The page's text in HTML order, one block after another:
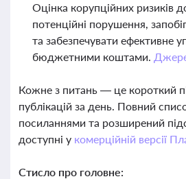
Оцінка корупційних ризиків
потенційні порушення,
та забезпечувати ефективне
бюджетними коштами.
Кожне з питань — це короткий
публікацій за день. Повний
посиланнями та розширений
доступні у комерційній версії
Стисло про головне: